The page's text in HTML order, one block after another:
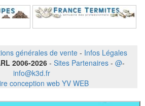
générales de vente - Infos Légales
2006-2026 - Sites Partenaires - @-
info@k3d.fr
conception web YV WEB